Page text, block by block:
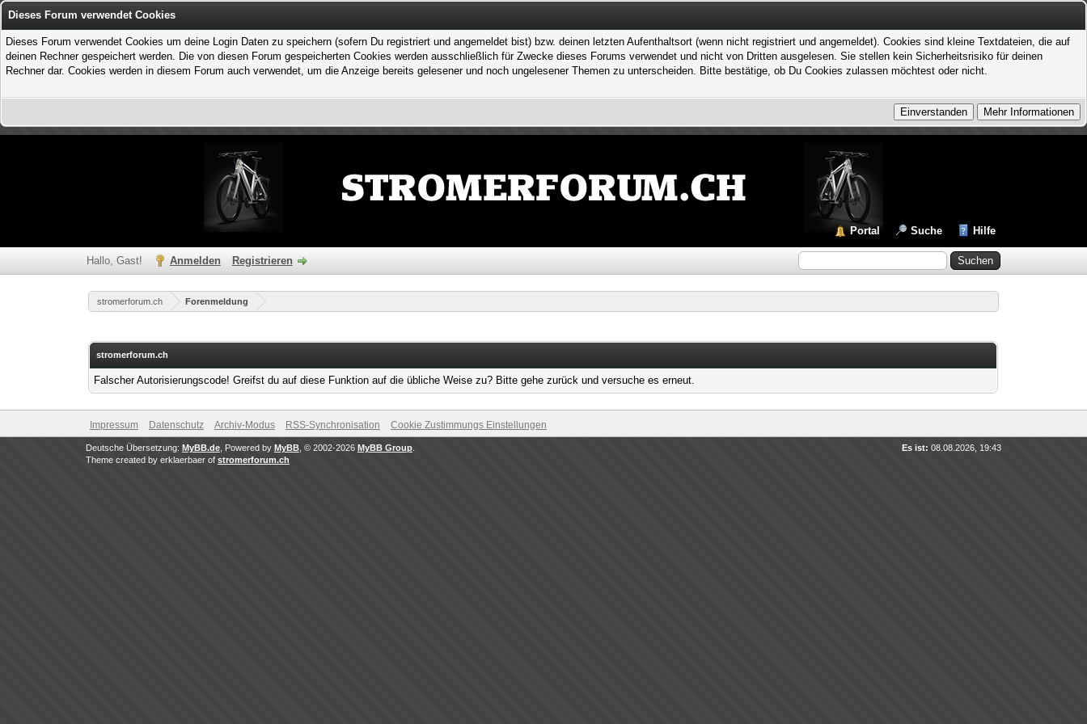
Dieses Forum verwendet Cookies
Dieses Forum verwendet Cookies um deine Login Daten zu speichern (sofern Du registriert und angemeldet bist) bzw. deinen letzten Aufenthaltsort (wenn nicht registriert und angemeldet). Cookies sind kleine Textdateien, die auf
deinen Rechner gespeichert werden. Die von diesen Forum gespeicherten Cookies werden ausschließlich für Zwecke dieses Forums verwendet und nicht von Dritten ausgelesen. Sie stellen kein Sicherheitsrisiko für deinen
Rechner dar. Cookies werden in diesem Forum auch verwendet, um die Anzeige bereits gelesener und noch ungelesener Themen zu unterscheiden. Bitte bestätige, ob Du Cookies zulassen möchtest oder nicht.
Portal Suche Hilfe
Hallo, Gast! Anmelden Registrieren
stromerforum.ch Forenmeldung
stromerforum.ch
Falscher Autorisierungscode! Greifst du auf diese Funktion auf die übliche Weise zu? Bitte gehe zurück und versuche es erneut.
Impressum Datenschutz Archiv-Modus RSS-Synchronisation Cookie Zustimmungs Einstellungen
Es ist: 08.08.2026, 19:43
Deutsche Übersetzung: MyBB.de, Powered by MyBB, © 2002-2026 MyBB Group.
Theme created by erklaerbaer of stromerforum.ch